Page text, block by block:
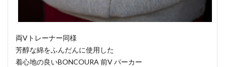
両Vトレーナー同様
芳醇な綿をふんだんに使用した
着心地の良いBONCOURA 前V パーカー